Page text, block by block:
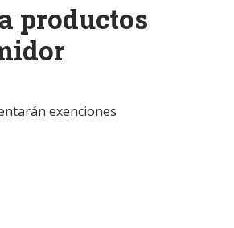
productos
exenciones